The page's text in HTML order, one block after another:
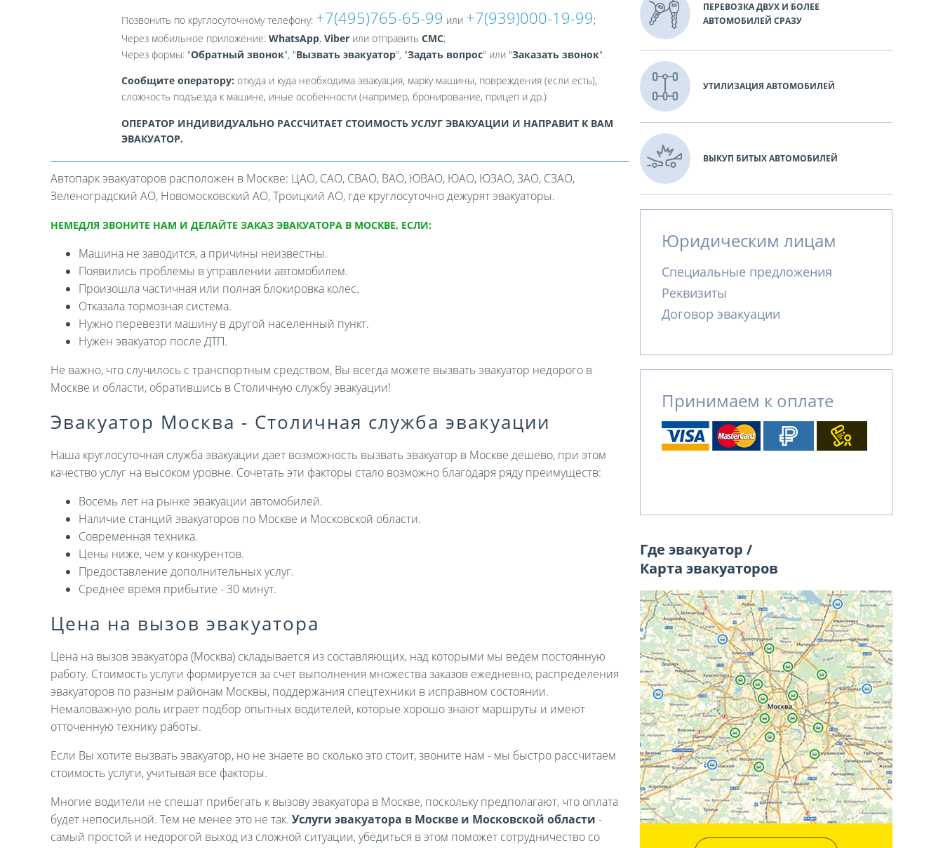
Позвонить по круглосуточному телефону: +7(495)765-65-99 или +7(939)000-19-99;
Через мобильное приложение: WhatsApp, Viberили отправить СМС;
Через формы: "Обратный звонок", "Вызвать эвакуатор", "Задать вопрос" или "Заказать звонок".
Сообщите оператору: откуда и куда необходима эвакуация, марку машины, повреждения (если есть),
сложность подъезда к машине, иные особенности (например, бронирование, прицеп и др.)
ОПЕРАТОР ИНДИВИДУАЛЬНО РАССЧИТАЕТ СТОИМОСТЬ УСЛУГ ЭВАКУАЦИИ И НАПРАВИТ К ВАМ
ЭВАКУАТОР.
Автопарк эвакуаторов расположен в Москве: ЦАО, САО, СВАО, ВАО, ЮВАО, ЮАО, ЮЗАО, ЗАО, СЗАО,
Зеленоградский АО, Новомосковский АО, Троицкий АО, где круглосуточно дежурят эвакуаторы.
НЕМЕДЛЯ ЗВОНИТЕ НАМ И ДЕЛАЙТЕ ЗАКАЗ ЭВАКУАТОРА В МОСКВЕ, ЕСЛИ:
Машина не заводится, а причины неизвестны.
Появились проблемы в управлении автомобилем.
Произошла частичная или полная блокировка колес.
Отказала тормозная система.
Нужно перевезти машину в другой населенный пункт.
Нужен эвакуатор после ДТП.
Не важно, что случилось с транспортным средством, Вы всегда можете вызвать эвакуатор недорого в
Москве и области, обратившись в Столичную службу эвакуации!
Эвакуатор Москва - Столичная служба эвакуации
Наша круглосуточная служба эвакуации дает возможность вызвать эвакуатор в Москве дешево, при этом
качество услуг на высоком уровне. Сочетать эти факторы стало возможно благодаря ряду преимуществ:
Восемь лет на рынке эвакуации автомобилей.
Наличие станций эвакуаторов по Москве и Московской области.
Современная техника.
Цены ниже, чем у конкурентов.
Предоставление дополнительных услуг.
Среднее время прибытие - 30 минут.
Цена на вызов эвакуатора
Цена на вызов эвакуатора (Москва) складывается из составляющих, над которыми мы ведем постоянную
работу. Стоимость услуги формируется за счет выполнения множества заказов ежедневно, распределения
эвакуаторов по разным районам Москвы, поддержания спецтехники в исправном состоянии.
Немаловажную роль играет подбор опытных водителей, которые хорошо знают маршруты и имеют
отточенную технику работы.
Если Вы хотите вызвать эвакуатор, но не знаете во сколько это стоит, звоните нам - мы быстро рассчитаем
стоимость услуги, учитывая все факторы.
Многие водители не спешат прибегать к вызову эвакуатора в Москве, поскольку предполагают, что оплата
будет непосильной. Тем не менее это не так. Услуги эвакуатора в Москве и Московской области -
самый простой и недорогой выход из сложной ситуации, убедиться в этом поможет сотрудничество со
ПЕРЕВОЗКА ДВУХ И БОЛЕЕ
АВТОМОБИЛЕЙ СРАЗУ
УТИЛИЗАЦИЯ АВТОМОБИЛЕЙ
ВЫКУП БИТЫХ АВТОМОБИЛЕЙ
Юридическим лицам
Специальные предложения
Реквизиты
Договор эвакуации
Принимаем к оплате
Где эвакуатор /
Карта эвакуаторов